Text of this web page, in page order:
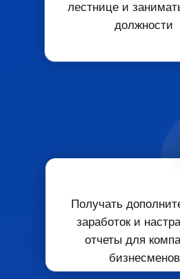
лестнице и
должности
Получать
заработоки
отчеты для
бизнесменов